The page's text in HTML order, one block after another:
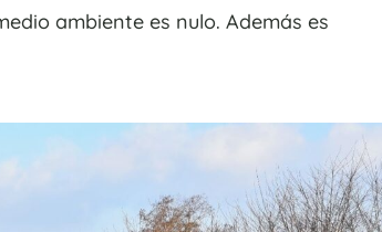
ambiente es nulo. Además es